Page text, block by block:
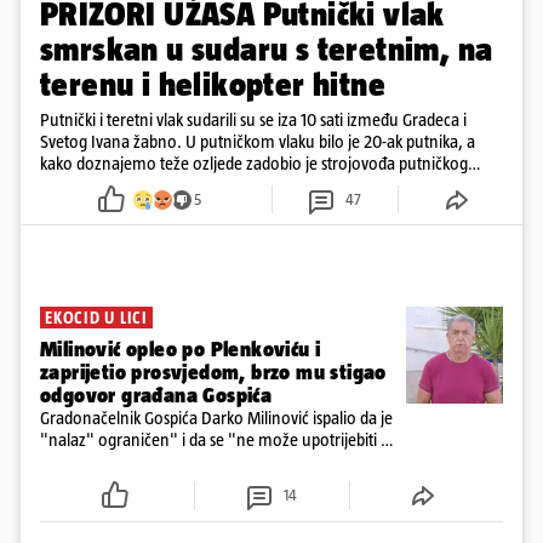
PRIZORI UŽASA Putnički vlak
smrskan u sudaru s teretnim, na
terenu i helikopter hitne
Putnički i teretni vlak sudarili su se iza 10 sati između Gradeca i
Svetog Ivana žabno. U putničkom vlaku bilo je 20-ak putnika, a
kako doznajemo teže ozljede zadobio je strojovođa putničkog
vlaka. Zatvoren je promet, a fotoreporteri Prigorskog objavili su
prve snimke s mjesta sudara
5 47
EKOCID U LICI
Milinović opleo po Plenkoviću i
zaprijetio prosvjedom, brzo mu stigao
odgovor građana Gospića
Gradonačelnik Gospića Darko Milinović ispalio da je
"nalaz" ograničen" i da se "ne može upotrijebiti za
ga je naručio Uskok i da je dio spisa
14